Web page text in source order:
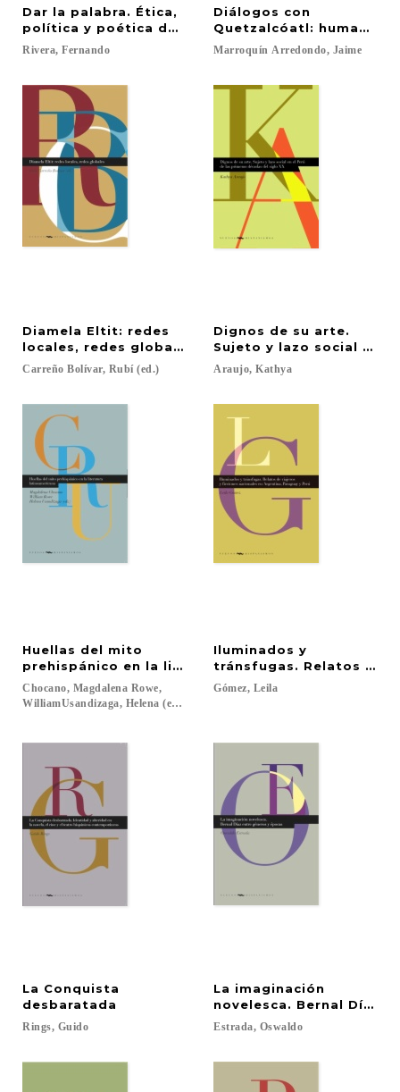
Dar la palabra. Ética,
política y poética de la escritura en Arguedas
Rivera, Fernando
Diálogos con
Quetzalcóatl:
Marroquín Arredondo, Jaime
Diamela Eltit: redes
locales, redes globales
Carreño Bolívar, Rubí (ed.)
Dignos de su arte.
Sujeto y lazo social en
Araujo, Kathya
Huellas del mito
prehispánico en la literatura latinoamericana
Chocano, Magdalena Rowe,
WilliamUsandizaga, Helena (eds.)...
Iluminados y
tránsfugas. Relatos de
Gómez, Leila
La Conquista
desbaratada
Rings, Guido
La imaginación
novelesca. Bernal Díaz
Estrada, Oswaldo